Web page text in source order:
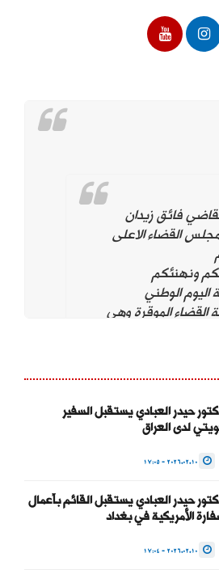
فائق زيدان
القضاء الاعلى
ونهنئكم
اليوم الوطني
الموقرة وهي
وحماية التجربة
والتداول السلمي
على…
العبادي
(@HaiderAlAbadi)
January 23, 2026
حيدر العبادي يستقبل السفير
لدى العراق
حيدر العبادي يستقبل القائم بأعمال
الأمريكية في بغداد